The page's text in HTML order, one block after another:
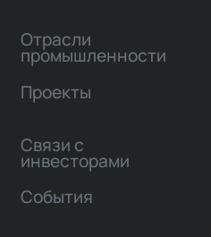
Отрасли
промышленности
Проекты
Связи с
инвесторами
События